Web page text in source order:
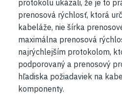
protokolu ukázali, že je to
prenosová rýchlosť, ktorá
kabeláže, nie šírka
maximálna prenosová
najrýchlejším protokolom,
podporovaný a prenosový
hľadiska požiadaviek na
komponenty.